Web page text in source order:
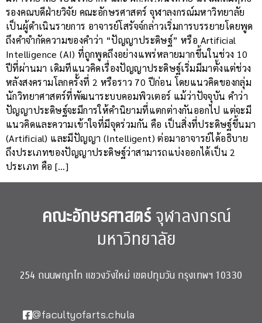
รองคณบดีฝ่ายวิจัย คณะอักษรศาสตร์ จุฬาลงกรณ์มหาวิทยาลัย
เป็นผู้ดำเนินรายการ อาจารย์โสรัจจ์กล่าวเริ่มการบรรยายโดยพูด
ถึงคำจำกัดความของคำว่า “ปัญญาประดิษฐ์” หรือ Artificial
Intelligence (AI) ที่ถูกพูดถึงอย่างแพร่หลายมากขึ้นในช่วง 10
ปีที่ผ่านมา เดิมทีแนวคิดเรื่องปัญญาประดิษฐ์เริ่มมีมาตั้งแต่ช่วง
หลังสงครามโลกครั้งที่ 2 หรือราว 70 ปีก่อน โดยแนวคิดของกลุ่ม
นักวิทยาศาสตร์ที่พัฒนาระบบคอมพิวเตอร์ แม้ว่าปัจจุบัน คำว่า
ปัญญาประดิษฐ์จะมีการให้คำนิยามที่แตกต่างกันออกไป แต่จะมี
แนวคิดและความเข้าใจที่มีจุดร่วมกัน คือ เป็นสิ่งที่ประดิษฐ์ขึ้นมา
(Artificial) และมีปัญญา (Intelligent) ต่อมาอาจารย์ได้อธิบาย
ถึงประเภทของปัญญาประดิษฐ์ว่าสามารถแบ่งออกได้เป็น 2
ประเภท คือ […]
คณะอักษรศาสตร์จุฬาลงกรณ์
มหาวิทยาลัย
254 ถนนพญาไท แขวงวังใหม่ เขตปทุมวัน กรุงเทพฯ 10330
@facultyofarts.chula